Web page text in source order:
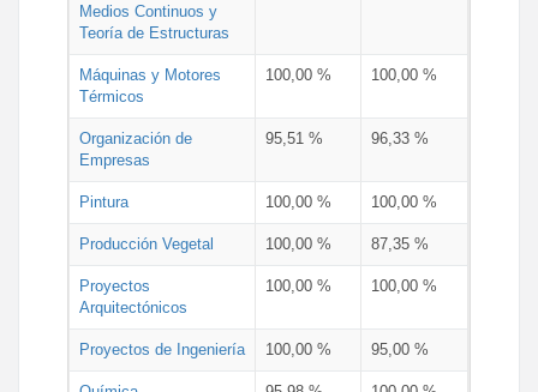
Medios Continuos y
Teoría de Estructuras
Máquinas y Motores
Térmicos
100,00 % 100,00 %
Organización de
Empresas
95,51 % 96,33 %
Pintura 100,00 % 100,00 %
Producción Vegetal 100,00 % 87,35 %
Proyectos
Arquitectónicos
100,00 % 100,00 %
Proyectos de Ingeniería 100,00 % 95,00 %